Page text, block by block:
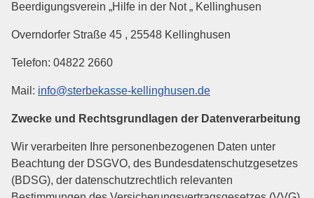
Beerdigungsverein „Hilfe in der Not „ Kellinghusen
Overndorfer Straße 45 , 25548 Kellinghusen
Telefon: 04822 2660
Mail: info@sterbekasse-kellinghusen.de
Zwecke und Rechtsgrundlagen der Datenverarbeitung
Wir verarbeiten Ihre personenbezogenen Daten unter
Beachtung der DSGVO, des Bundesdatenschutzgesetzes
(BDSG), der datenschutzrechtlich relevanten